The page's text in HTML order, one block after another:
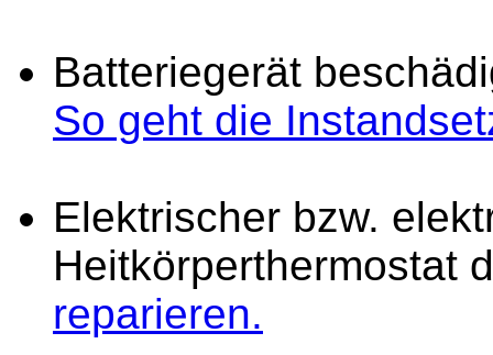
Batteriegerät
So geht die
Elektrischer bzw.
Heitkörperthermostat
reparieren.